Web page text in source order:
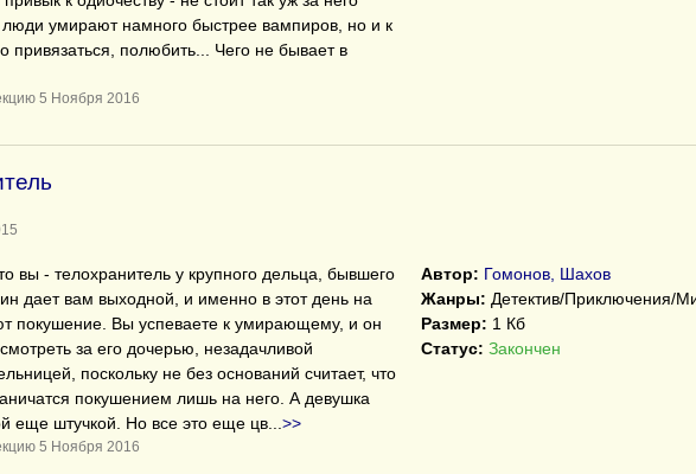
люди умирают намного быстрее вампиров, но и к
привязаться, полюбить... Чего не бывает в
5 Ноября 2016
вы - телохранитель у крупного дельца, бывшего
дает вам выходной, и именно в этот день на
покушение. Вы успеваете к умирающему, и он
за его дочерью, незадачливой
поскольку не без оснований считает, что
покушением лишь на него. А девушка
еще штучкой. Но все это еще цв
>>
5 Ноября 2016
Автор: Гомонов, Шахов
Жанры: Детектив/Приключения/
Размер: 1 Кб
Статус: Закончен